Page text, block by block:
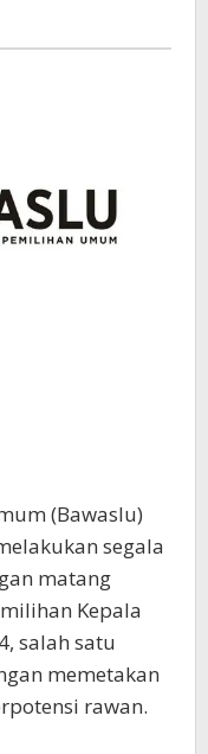
(Bawaslu)
segala
matang
Kepala
salah satu
memetakan
rawan.